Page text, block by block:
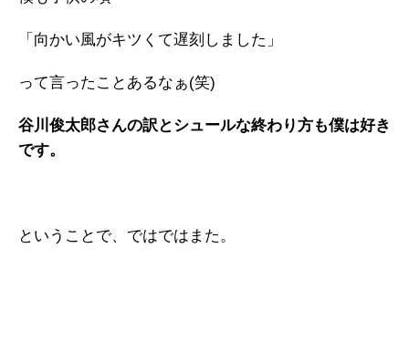
「向かい風がキツくて遅刻しました」
って言ったことあるなぁ(笑)
谷川俊太郎さんの訳とシュールな終わり方も僕は好き
です。
ということで、ではではまた。